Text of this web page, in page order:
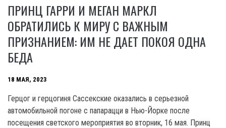
ПРИНЦ ГАРРИ И МЕГАН МАРКЛ
ОБРАТИЛИСЬ К МИРУ С ВАЖНЫМ
ПРИЗНАНИЕМ: ИМ НЕ ДАЕТ ПОКОЯ ОДНА
БЕДА
18 МАЯ, 2023
Герцог и герцогиня Сассекские оказались в серьезной
автомобильной погоне с папарацци в Нью-Йорке после
посещения светского мероприятия во вторник, 16 мая. Принц